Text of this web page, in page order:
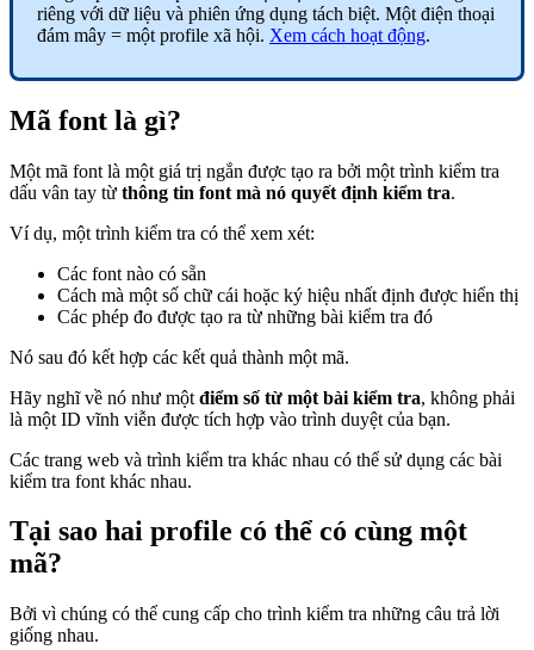
riêng với dữ liệu và phiên ứng dụng tách biệt. Một điện thoại
đám mây = một profile xã hội. Xem cách hoạt động.
Mã font là gì?
Một mã font là một giá trị ngắn được tạo ra bởi một trình kiểm tra
dấu vân tay từ thông tin font mà nó quyết định kiểm tra.
Ví dụ, một trình kiểm tra có thể xem xét:
Các font nào có sẵn
Cách mà một số chữ cái hoặc ký hiệu nhất định được hiển thị
Các phép đo được tạo ra từ những bài kiểm tra đó
Nó sau đó kết hợp các kết quả thành một mã.
Hãy nghĩ về nó như một điểm số từ một bài kiểm tra, không phải
là một ID vĩnh viễn được tích hợp vào trình duyệt của bạn.
Các trang web và trình kiểm tra khác nhau có thể sử dụng các bài
kiểm tra font khác nhau.
Tại sao hai profile có thể có cùng một
mã?
Bởi vì chúng có thể cung cấp cho trình kiểm tra những câu trả lời
giống nhau.